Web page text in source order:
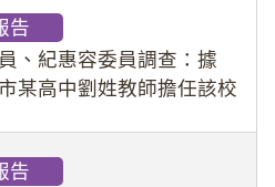
生等行為，歷經該校校園
議（下
告
、紀惠容委員調查：據
某高中劉姓教師擔任該校
樣態性影像並以手機傳送
告